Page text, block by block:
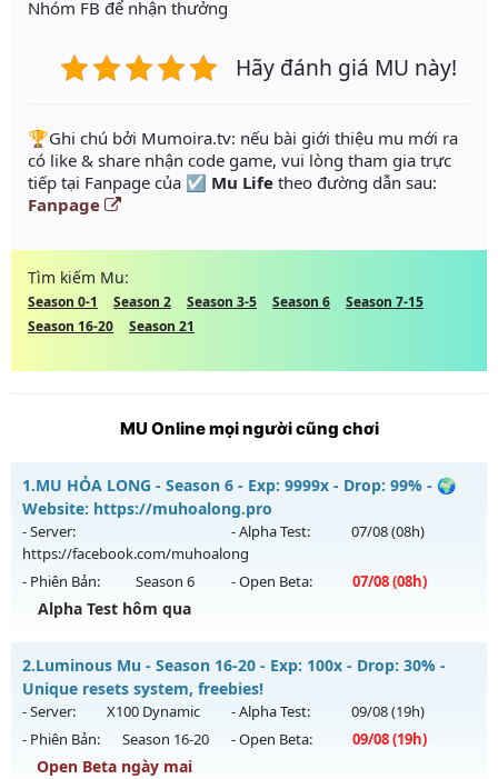
Nhóm FB để nhận thưởng
Hãy đánh giá MU này!
️🏆Ghi chú bởi Mumoira.tv: nếu bài giới thiệu mu mới ra
có like & share nhận code game, vui lòng tham gia trực
tiếp tại Fanpage của ☑️ Mu Life theo đường dẫn sau:
Fanpage
Tìm kiếm Mu:
Season 0-1 Season 2 Season 3-5 Season 6
Season 7-15
Season 16-20
Season 21
MU Online mọi người cũng chơi
1.MU HỎA LONG - Season 6 - Exp: 9999x - Drop: 99% - 🌍
Website: https://muhoalong.pro
- Server:
https://facebook.com/muhoalong
- Alpha Test: 07/08(08h)
- Phiên Bản: Season 6 - Open Beta: 07/08(08h)
Alpha Test hôm qua
Mu mới ra tháng 08 2026 - Mở máy chủ
https://facebook.com/muhoalongvào 08h ngày
07/08/2626
Exp: 9999x - Drop: 99%
2.Luminous Mu - Season 16-20 - Exp: 100x - Drop: 30% -
Unique resets system, freebies!
- Server: X100 Dynamic - Alpha Test: 09/08(19h)
- Phiên Bản:
Season 16-20 - Open Beta: 09/08(19h)
Open Beta ngày mai